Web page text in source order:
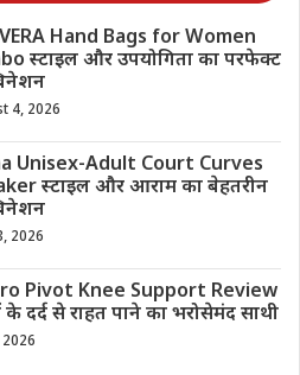
Hand Bags for Women
स्टाइल और उपयोगिता का परफेक्ट
4, 2026
Unisex-Adult Court Curves
स्टाइल और आराम का बेहतरीन
2026
Pivot Knee Support Review
के दर्द से राहत पाने का भरोसेमंद साथी
2026